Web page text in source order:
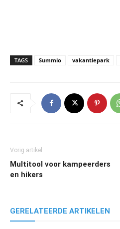
TAGS Summio vakantiepark
Vorig artikel
Multitool voor kampeerders
en hikers
GERELATEERDE ARTIKELEN